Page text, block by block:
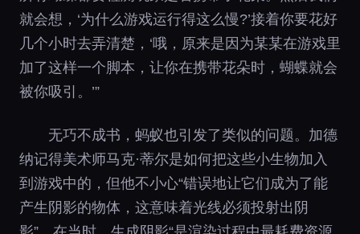
就会想，‘为什么游戏运行得这么慢?’接着你要花好
几个小时去弄清楚，‘哦，原来是因为某某在游戏里
加了这样一个脚本，让你在携带花朵时，蝴蝶就会
被你吸引。’”
无巧不成书，蚂蚁也引发了类似的问题。加德
纳记得美术师马克·蒂尔是如何把这些小生物加入
到游戏中的，但他不小心“错误地让它们成为了能
产生阴影的物体，这意味着光线必须投射出阴